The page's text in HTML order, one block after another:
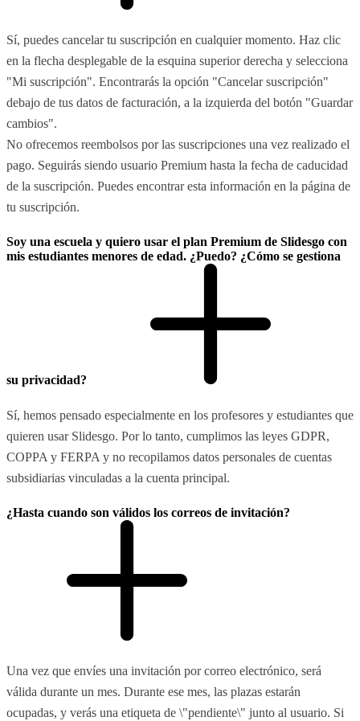
Sí, puedes cancelar tu suscripción en cualquier momento. Haz clic
en la flecha desplegable de la esquina superior derecha y selecciona
"Mi suscripción". Encontrarás la opción "Cancelar suscripción"
debajo de tus datos de facturación, a la izquierda del botón "Guardar
cambios".
No ofrecemos reembolsos por las suscripciones una vez realizado el
pago. Seguirás siendo usuario Premium hasta la fecha de caducidad
de la suscripción. Puedes encontrar esta información en la página de
tu suscripción.
Soy una escuela y quiero usar el plan Premium de Slidesgo con
mis estudiantes menores de edad. ¿Puedo? ¿Cómo se gestiona
su privacidad?
Sí, hemos pensado especialmente en los profesores y estudiantes que
quieren usar Slidesgo. Por lo tanto, cumplimos las leyes GDPR,
COPPA y FERPA y no recopilamos datos personales de cuentas
subsidiarias vinculadas a la cuenta principal.
¿Hasta cuando son válidos los correos de invitación?
Una vez que envíes una invitación por correo electrónico, será
válida durante un mes. Durante ese mes, las plazas estarán
ocupadas, y verás una etiqueta de \"pendiente\" junto al usuario. Si